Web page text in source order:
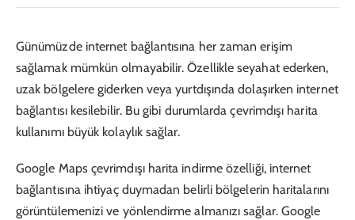
Günümüzde internet bağlantısına her zaman erişim
sağlamak mümkün olmayabilir. Özellikle seyahat ederken,
uzak bölgelere giderken veya yurtdışında dolaşırken internet
bağlantısı kesilebilir. Bu gibi durumlarda çevrimdışı harita
kullanımı büyük kolaylık sağlar.
Google Maps çevrimdışı harita indirme özelliği, internet
bağlantısına ihtiyaç duymadan belirli bölgelerin haritalarını
görüntülemenizi ve yönlendirme almanızı sağlar. Google